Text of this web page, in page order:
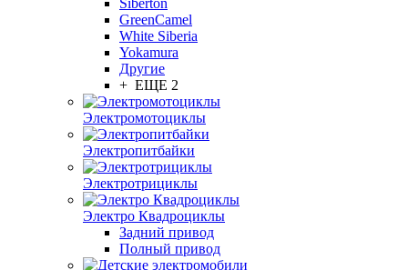
Siberton
GreenCamel
White Siberia
Yokamura
Другие
+ ЕЩЕ 2
Электромотоциклы
Электропитбайки
Электротрициклы
Электро Квадроциклы
Задний привод
Полный привод